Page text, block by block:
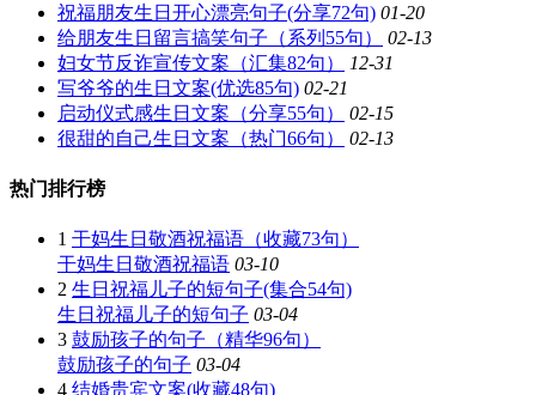
祝福朋友生日开心漂亮句子(分享72句) 01-20
给朋友生日留言搞笑句子（系列55句）
02-13
妇女节反诈宣传文案（汇集82句）
12-31
写爷爷的生日文案(优选85句) 02-21
启动仪式感生日文案（分享55句）
02-15
很甜的自己生日文案（热门66句）
02-13
热门排行榜
1 干妈生日敬酒祝福语（收藏73句）
干妈生日敬酒祝福语 03-10
2 生日祝福儿子的短句子(集合54句)
生日祝福儿子的短句子 03-04
3 鼓励孩子的句子（精华96句）
鼓励孩子的句子 03-04
4 结婚贵宾文案(收藏48句)